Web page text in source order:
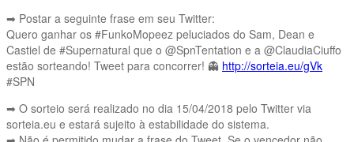
➡ Postar a seguinte frase em seu Twitter:
Quero ganhar os #FunkoMopeez peluciados do Sam, Dean e
Castiel de #Supernatural que o @SpnTentation e a @ClaudiaCiuffo
estão sorteando! Tweet para concorrer! 👻 http://sorteia.eu/gVk
#SPN
➡ O sorteio será realizado no dia 15/04/2018 pelo Twitter via
sorteia.eu e estará sujeito à estabilidade do sistema.